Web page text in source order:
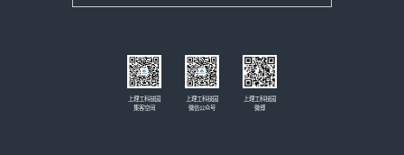
上理工科技园
集客空间
上理工科技园
微信公众号
上理工科技园
微博